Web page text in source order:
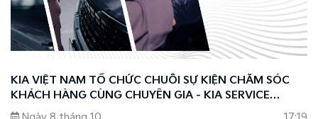
KIA VIỆT NAM TỔ CHỨC CHUỖI SỰ KIỆN CHĂM SÓC
KHÁCH HÀNG CÙNG CHUYÊN GIA - KIA SERVICE
CLINIC 2024